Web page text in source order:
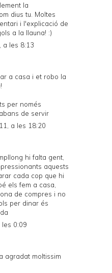
la
dius tu. Moltes
i l'explicació de
a la llauna! :)
a les 8:13
a casa i et robo la
per només
de servir
a les 18:20
hi falta gent,
aquests
cada cop que hi
els fem a casa,
de compres i no
per dinar és
les 0:09
agradat moltissim